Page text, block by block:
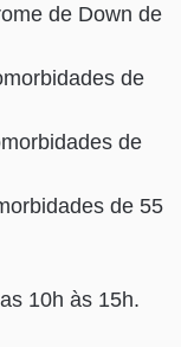
de Down de
de
de
de 55
10h às 15h.